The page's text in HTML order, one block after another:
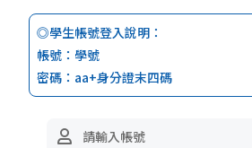
◎學生帳號登入說明：
帳號：學號
密碼：aa+身分證末四碼